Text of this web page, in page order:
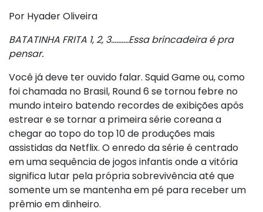
Por Hyader Oliveira
BATATINHA FRITA 1, 2, 3……….Essa brincadeira é pra
pensar.
Você já deve ter ouvido falar. Squid Game ou, como
foi chamada no Brasil, Round 6 se tornou febre no
mundo inteiro batendo recordes de exibições após
estrear e se tornar a primeira série coreana a
chegar ao topo do top 10 de produções mais
assistidas da Netflix. O enredo da série é centrado
em uma sequência de jogos infantis onde a vitória
significa lutar pela própria sobrevivência até que
somente um se mantenha em pé para receber um
prêmio em dinheiro.